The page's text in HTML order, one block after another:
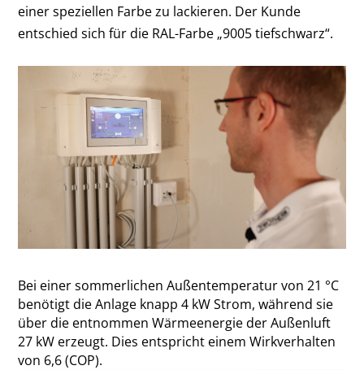
einer speziellen Farbe zu lackieren. Der Kunde
entschied sich für die RAL-Farbe „9005 tiefschwarz“.
Bei einer sommerlichen Außentemperatur von 21 °C
benötigt die Anlage knapp 4 kW Strom, während sie
über die entnommen Wärmeenergie der Außenluft
27 kW erzeugt. Dies entspricht einem Wirkverhalten
von 6,6 (COP).